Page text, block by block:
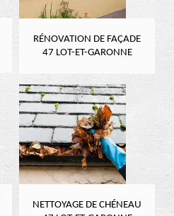
RÉNOVATION DE FAÇADE
47 LOT-ET-GARONNE
NETTOYAGE DE CHÉNEAU